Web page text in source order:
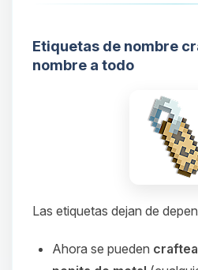
Etiquetas de nombre
nombre a todo
Las etiquetas dejan de
Ahora se pueden